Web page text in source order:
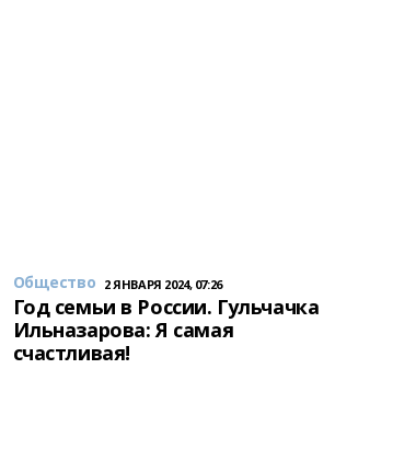
Общество 2 ЯНВАРЯ 2024, 07:26
Год семьи в России. Гульчачка
Ильназарова: Я самая
счастливая!